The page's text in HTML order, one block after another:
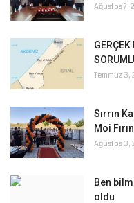
Ağustos 7,
GERÇEK
Temmuz 3,
Sırrın
Moi
Ağustos 3,
Ben
oldu